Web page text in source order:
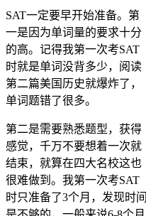
SAT一定要早开始准备。第
一是因为单词量的要求十分
的高。记得我第一次考SAT
时就是单词没背多少，阅读
第二篇美国历史就爆炸了，
单词题错了很多。
第二是需要熟悉题型，获得
感觉，千万不要想着一次就
结束，就算在四大名校这也
很难做到。我第一次考SAT
时只准备了3个月，发现时间